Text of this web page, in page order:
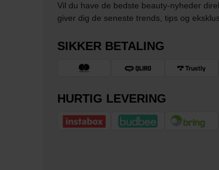
Vil du have de bedste beauty-nyheder
giver dig de seneste trends, tips og
SIKKER BETALING
HURTIG LEVERING